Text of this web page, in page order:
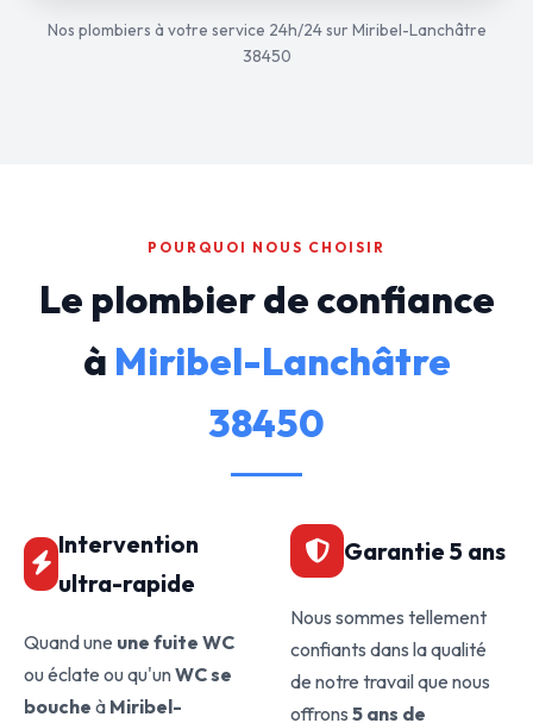
Nos plombiers à votre service 24h/24 sur Miribel-Lanchâtre
38450
POURQUOI NOUS CHOISIR
Le plombier de confiance
à Miribel-Lanchâtre
38450
Intervention
ultra-rapide
Quand une une fuite WC
ou éclate ou qu'unWC se
bouche à Miribel-
Garantie 5 ans
Nous sommes tellement
confiants dans la qualité
de notre travail que nous
offrons 5 ans de